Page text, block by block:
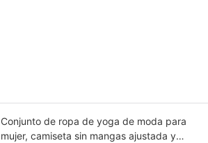
Conjunto de ropa de yoga de moda para
mujer, camiseta sin mangas ajustada y